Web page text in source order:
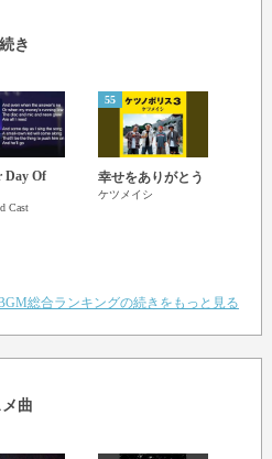
き
Day Of
Cast
55
幸せをありがとう
ケツメイシ
総合ランキングの続きをもっと見る
曲